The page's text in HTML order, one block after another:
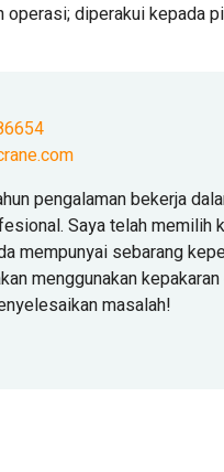
diperakui kepada
pengalaman bekerja
Saya telah memilih
mempunyai sebarang
menggunakan
masalah!